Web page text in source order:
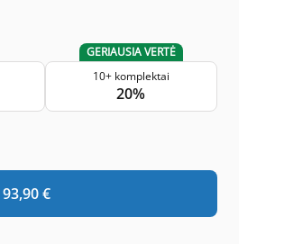
GERIAUSIA VERTĖ
10+ komplektai
20%
93,90€